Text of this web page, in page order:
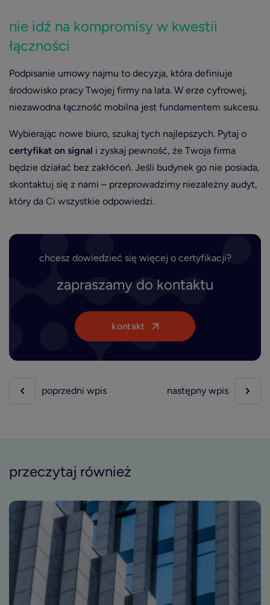
nie idź na kompromisy w kwestii
łączności
Podpisanie umowy najmu to decyzja, która definiuje
środowisko pracy Twojej firmy na lata. W erze cyfrowej,
niezawodna łączność mobilna jest fundamentem sukcesu.
Wybierając nowe biuro, szukaj tych najlepszych. Pytaj o
certyfikat on signal i zyskaj pewność, że Twoja firma
będzie działać bez zakłóceń. Jeśli budynek go nie posiada,
skontaktuj się z nami – przeprowadzimy niezależny audyt,
który da Ci wszystkie odpowiedzi.
chcesz dowiedzieć się więcej o certyfikacji?
zapraszamy do kontaktu
kontakt
poprzedni wpis następny wpis
przeczytaj również